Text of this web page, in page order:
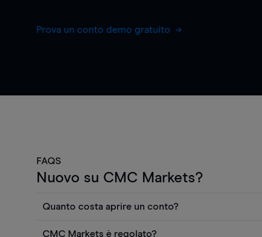
Prova un conto demo gratuito
FAQS
Nuovo su CMC Markets?
Quanto costa aprire un conto?
CMC Markets è regolato?